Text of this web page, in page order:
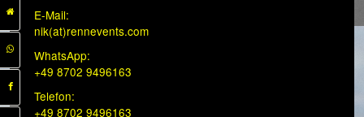
E-Mail:
nik(at)rennevents.com
WhatsApp:
+49 8702 9496163
Telefon:
+49 8702 9496163